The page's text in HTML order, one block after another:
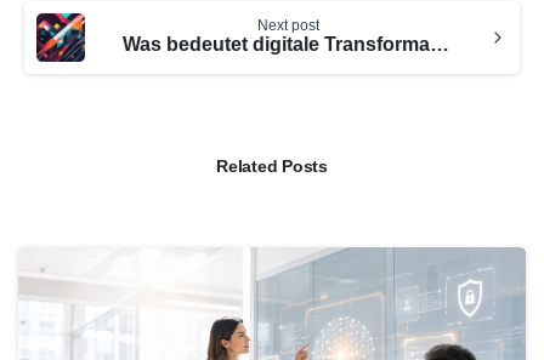
Next post
Was bedeutet digitale Transformation? Einfach erklärt.
Related Posts